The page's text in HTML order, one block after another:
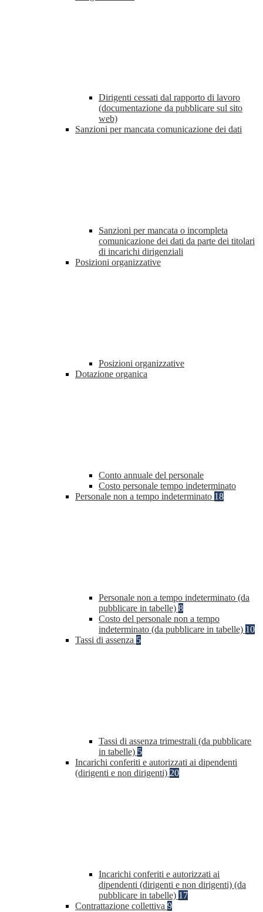
Dirigenti cessati dal rapporto di lavoro
(documentazione da pubblicare sul sito
web)
Sanzioni per mancata comunicazione dei dati
Sanzioni per mancata o incompleta
comunicazione dei dati da parte dei titolari
di incarichi dirigenziali
Posizioni organizzative
Posizioni organizzative
Dotazione organica
Conto annuale del personale
Costo personale tempo indeterminato
Personale non a tempo indeterminato 18
Personale non a tempo indeterminato (da
pubblicare in tabelle) 8
Costo del personale non a tempo
indeterminato (da pubblicare in tabelle) 10
Tassi di assenza 5
Tassi di assenza trimestrali (da pubblicare
in tabelle) 5
Incarichi conferiti e autorizzati ai dipendenti
(dirigenti e non dirigenti) 20
Incarichi conferiti e autorizzati ai
dipendenti (dirigenti e non dirigenti) (da
pubblicare in tabelle) 17
Contrattazione collettiva 9